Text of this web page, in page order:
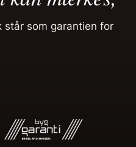
som garantien for